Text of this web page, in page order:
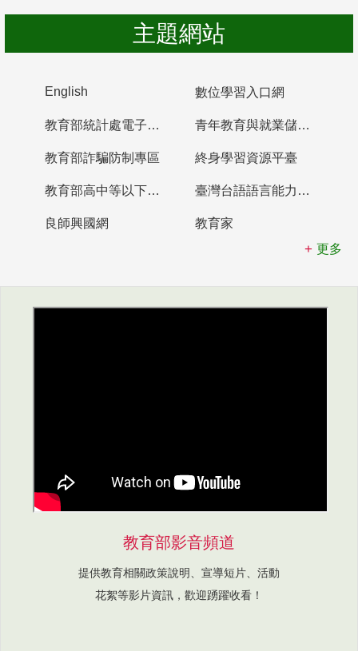
主題網站
English 數位學習入口網
教育部統計處電子書櫃 青年教育與就業儲蓄帳戶
教育部詐騙防制專區 終身學習資源平臺
教育部高中等以下學校及幼兒園教師資格檢定考試 臺灣台語語言能力認證網站
良師興國網
教育家
更多
教育部影音頻道
提供教育相關政策說明、宣導短片、活動
花絮等影片資訊，歡迎踴躍收看！